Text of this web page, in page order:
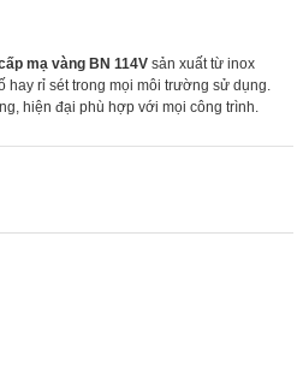
mạ vàng BN 114V sản xuất từ inox
hay rỉ sét trong mọi môi trường sử dụng.
hiện đại phù hợp với mọi công trình.